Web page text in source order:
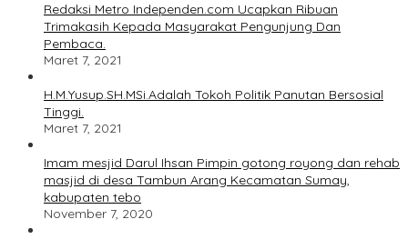
Redaksi Metro Independen.com Ucapkan Ribuan
Trimakasih Kepada Masyarakat Pengunjung Dan
Pembaca.
Maret 7, 2021
H.M.Yusup.SH.MSi.Adalah Tokoh Politik Panutan Bersosial
Tinggi.
Maret 7, 2021
Imam mesjid Darul Ihsan Pimpin gotong royong dan rehab
masjid di desa Tambun Arang Kecamatan Sumay,
kabupaten tebo
November 7, 2020